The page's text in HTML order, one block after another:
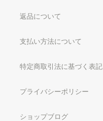
返品について
支払い方法について
特定商取引法に基づく表記
プライバシーポリシー
ショップブログ